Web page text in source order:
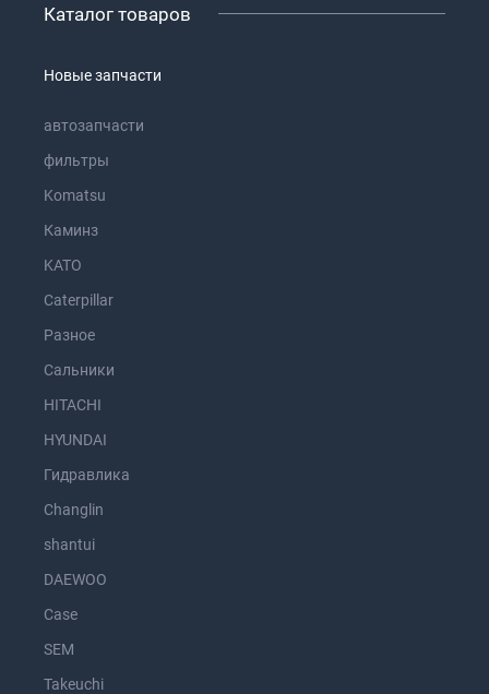
Каталог товаров
Новые запчасти
автозапчасти
фильтры
Komatsu
Каминз
KATO
Caterpillar
Разное
Сальники
HITACHI
HYUNDAI
Гидравлика
Changlin
shantui
DAEWOO
Case
SEM
Takeuchi